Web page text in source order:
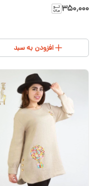
۳۵۰٬۰۰۰
افزودن به سبد